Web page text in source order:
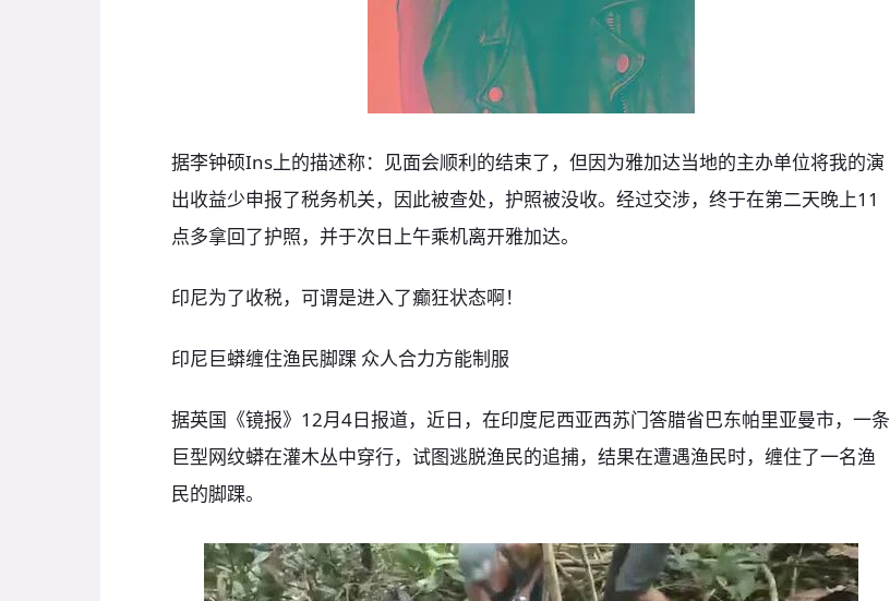
据李钟硕Ins上的描述称：见面会顺利的结束了，但因为雅加达当地的主办单位将我的演
出收益少申报了税务机关，因此被查处，护照被没收。经过交涉，终于在第二天晚上11
点多拿回了护照，并于次日上午乘机离开雅加达。
印尼为了收税，可谓是进入了癫狂状态啊！
印尼巨蟒缠住渔民脚踝 众人合力方能制服
据英国《镜报》12月4日报道，近日，在印度尼西亚西苏门答腊省巴东帕里亚曼市，一条
巨型网纹蟒在灌木丛中穿行，试图逃脱渔民的追捕，结果在遭遇渔民时，缠住了一名渔
民的脚踝。